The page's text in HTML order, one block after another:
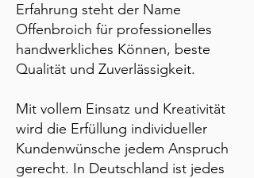
Erfahrung steht der Name
Offenbroich für professionelles
handwerkliches Können, beste
Qualität und Zuverlässigkeit.
Mit vollem Einsatz und Kreativität
wird die Erfüllung individueller
Kundenwünsche jedem Anspruch
gerecht. In Deutschland ist jedes